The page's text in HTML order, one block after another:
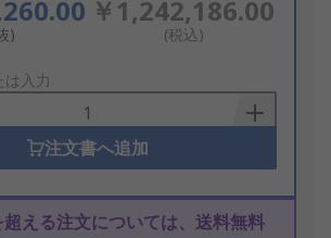
)
￥1,242,186.00
(税込)
は入力
注文書へ追加
える注文については、送料無料